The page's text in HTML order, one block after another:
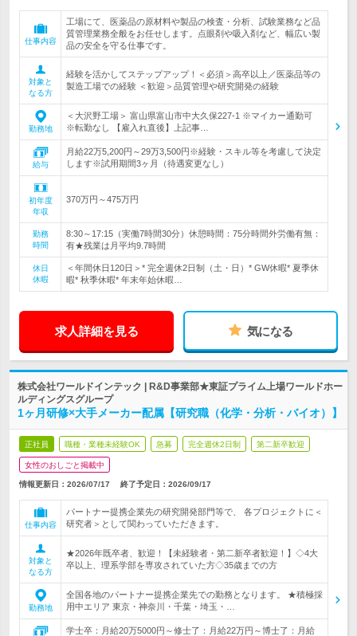
仕事内容
工場にて、医薬品の原材料や製品の検査・分析、試験業務など品
質管理業務全般をお任せします。点眼剤や吸入剤など、幅広い製
品の安全を守る仕事です。
対象と
なる方
経験を活かしてステップアップ！＜必須＞高卒以上／医薬品等の
製造工場での経験 ＜歓迎＞品質管理や研究開発の経験
勤務地
＜大沢野工場＞ 富山県富山市中大久保227‐1 ※マイカー通勤可
※転勤なし 【雇入れ直後】上記事…
給与
月給22万5,200円～29万3,500円※経験・スキル等を考慮して決定
します※試用期間3ヶ月（待遇変更なし）
初年度
年収
370万円～475万円
勤務
時間
8:30～17:15（実働7時間30分）休憩時間：75分時間外労働有無：
有★残業は月平均9.7時間
休日
休暇
＜年間休日120日＞* 完全週休2日制（土・日）* GW休暇* 夏季休
暇* 秋季休暇* 年末年始休暇…
求人詳細を見る 気になる
株式会社ワールドインテック | R&D事業部★東証プライム上場ワールドホー
ルディングスグループ
1ヶ月研修×大手メーカー配属【研究職（化学・分析・バイオ）】
正社員 職種・業種未経験OK 急募 完全週休2日制 第二新卒歓迎
女性のおしごと掲載中
情報更新日：2026/07/17 終了予定日： 2026/09/17
仕事内容
パートナー提携企業先の研究開発部門等で、 各プロジェクトに＜
研究者＞として関わっていただきます。
対象と
なる方
★2026年既卒者、歓迎！【未経験者・第二新卒者歓迎！】◇4大
卒以上、理系学部を専攻されていた方◇35歳までの方
勤務地
全国各地のパートナー提携企業先での勤務となります。 ★積極採
用中エリア 東京・神奈川・千葉・埼玉・…
学士卒：月給20万5000円～修士了：月給22万円～博士了：月給